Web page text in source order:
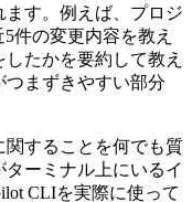
す。例えば、プロジ
件の変更内容を教え
たかを要約して教え
まずきやすい部分
することを何でも質
ーミナル上にいるイ
CLIを実際に使って